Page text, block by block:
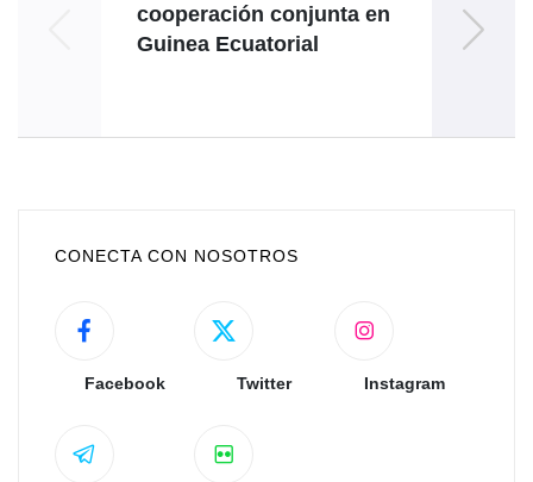
cooperación conjunta en
Guinea Ecuatorial
CONECTA CON NOSOTROS
Facebook Twitter Instagram